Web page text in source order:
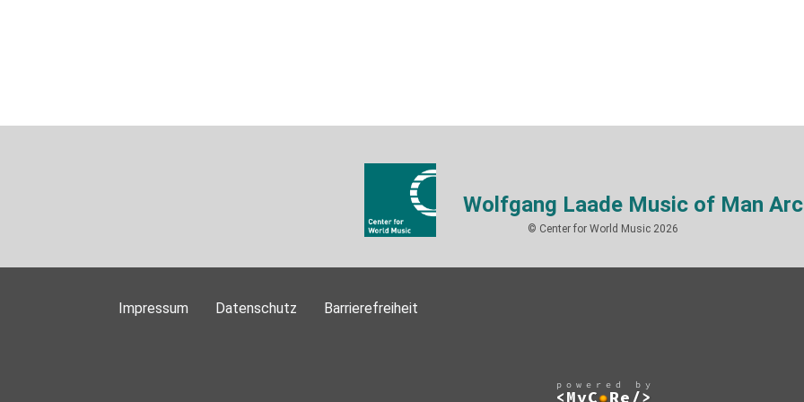
Wolfgang Laade Music of Man
© Center for World Music 2026
Impressum Datenschutz Barrierefreiheit